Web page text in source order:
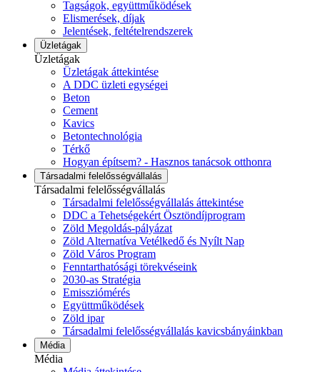
Tagságok, együttműködések
Elismerések, díjak
Jelentések, feltételrendszerek
Üzletágak
Üzletágak
Üzletágak áttekintése
A DDC üzleti egységei
Beton
Cement
Kavics
Betontechnológia
Térkő
Hogyan építsem? - Hasznos tanácsok otthonra
Társadalmi felelősségvállalás
Társadalmi felelősségvállalás
Társadalmi felelősségvállalás áttekintése
DDC a Tehetségekért Ösztöndíjprogram
Zöld Megoldás-pályázat
Zöld Alternatíva Vetélkedő és Nyílt Nap
Zöld Város Program
Fenntarthatósági törekvéseink
2030-as Stratégia
Emissziómérés
Együttműködések
Zöld ipar
Társadalmi felelősségvállalás kavicsbányáinkban
Média
Média